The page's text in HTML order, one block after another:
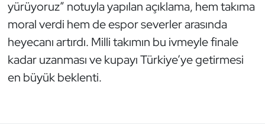
yürüyoruz” notuyla yapılan açıklama, hem takıma
moral verdi hem de espor severler arasında
heyecanı artırdı. Milli takımın bu ivmeyle finale
kadar uzanması ve kupayı Türkiye’ye getirmesi
en büyük beklenti.
Oryantiring
Özel Sporcular
Paralimpik